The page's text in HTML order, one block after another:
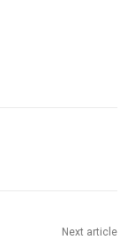
Next article